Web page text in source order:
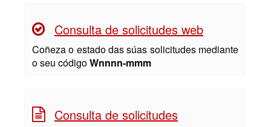
Consulta de solicitudes web
Coñeza o estado das súas solicitudes mediante
o seu códigoWnnnn-mmm
Consulta de solicitudes